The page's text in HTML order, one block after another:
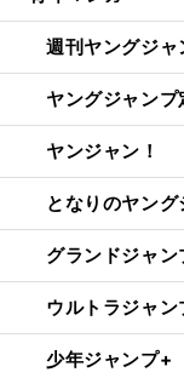
週刊ヤングジャ
ヤングジャン
ヤンジャン！
となりのヤン
グランドジャン
ウルトラジャン
少年ジャンプ+